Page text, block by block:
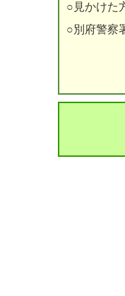
○見かけた
○別府警察